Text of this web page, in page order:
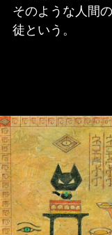
そのような人間
徒という。